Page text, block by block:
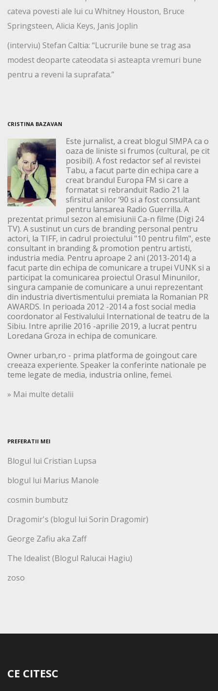
cateva povesti ale lui cu Whitney Houston, Bruce
Springsteen, Alicia Keys, Janis Joplin
(interviu) Stefan Caltia: “Lucrurile bune se trag asa
modest deoparte cateodata si asteapta vremuri bune
pentru a reveni la suprafata.”
CRISTINA BAZAVAN
Este jurnalist, a creat blogul S!MPA ca o
oaza de liniste si frumos (cultural, pe cit
posibil). A fost redactor sef al revistei
Tabu, a facut parte din echipa care a
creat brandul Europa FM si care a
formatat si rebranduit Radio 21 la
sfirsitul anilor ‘90 si a fost consultant
pentru lansarea Radio Guerrilla. A
prezentat primul sezon al emisiunii Ca-n filme (Digi 24
TV). A sustinut un curs de branding personal pentru
actori, la TIFF, in cadrul proiectului "10 pentru film", este
consultant in branding & promotion pentru artisti,
industria media. Pentru aproape 2 ani (2013-2014) a
facut parte din echipa de comunicare a trupei VUNK si a
participat la comunicarea proiectul Orasul Minunilor,
singura campanie de comunicare a unui reprezentant
din industria divertismentului premiata la Romanian PR
AWARDS. In perioada 2012 -2014 a fost social media
coordonator al Festivalului International de teatru de la
Sibiu. Intre aprilie 2016 -aprilie 2019, a lucrat pentru
Loredana Groza in echipa de comunicare.
Owner urban,ro - prima platforma de goingout care
creeaza experiente. Speaker la conferinte nationale pe
teme legate de media, industria online, femei.
» Mai multe detalii
PREFERATII MEI
Blogul lui Cristian Lupsa
blogul lui Marius Manole
cosmin bumbutz
Dragomir's (blogul lui Sorin Dragomir)
George Zafiu aka Zaff
The Idealist (Blogul Ralucai Hagiu)
zoso
CE CITESC